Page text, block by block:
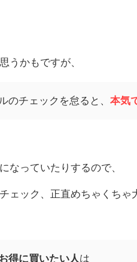
うかもですが、
のチェックを怠ると、 本気
なっていたりするので、
ェック、正直めちゃくちゃ
得に買いたい人は